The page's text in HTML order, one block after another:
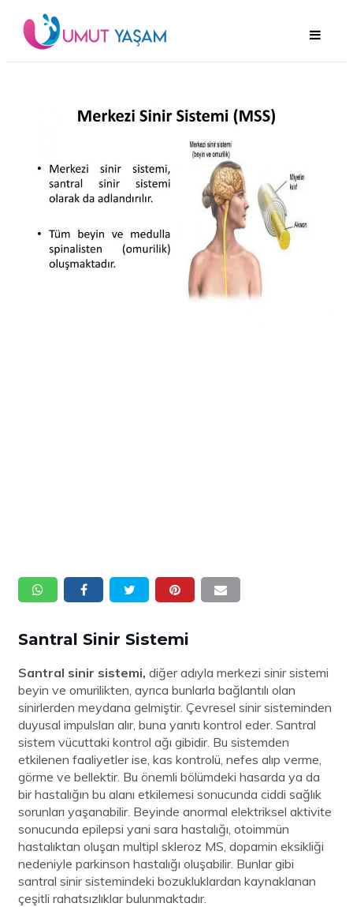
Santral Sinir Sistemi
Santral sinir sistemi, diğer adıyla merkezi sinir sistemi
beyin ve omurilikten, ayrıca bunlarla bağlantılı olan
sinirlerden meydana gelmiştir. Çevresel sinir sisteminden
duyusal impulsları alır, buna yanıtı kontrol eder. Santral
sistem vücuttaki kontrol ağı gibidir. Bu sistemden
etkilenen faaliyetler ise, kas kontrolü, nefes alıp verme,
görme ve bellektir. Bu önemli bölümdeki hasarda ya da
bir hastalığın bu alanı etkilemesi sonucunda ciddi sağlık
sorunları yaşanabilir. Beyinde anormal elektriksel aktivite
sonucunda epilepsi yani sara hastalığı, otoimmün
hastalıktan oluşan multipl skleroz MS, dopamin eksikliği
nedeniyle parkinson hastalığı oluşabilir. Bunlar gibi
santral sinir sistemindeki bozukluklardan kaynaklanan
çeşitli rahatsızlıklar bulunmaktadır.